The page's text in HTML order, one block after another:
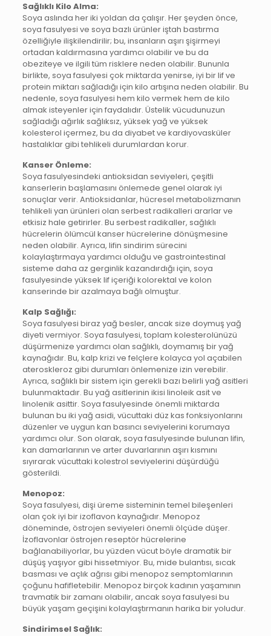
Sağlıklı Kilo Alma:
Soya aslında her iki yoldan da çalışır. Her şeyden önce,
soya fasulyesi ve soya bazlı ürünler iştah bastırma
özelliğiyle ilişkilendirilir; bu, insanların aşırı şişirmeyi
ortadan kaldırmasına yardımcı olabilir ve bu da
obeziteye ve ilgili tüm risklere neden olabilir. Bununla
birlikte, soya fasulyesi çok miktarda yenirse, iyi bir lif ve
protein miktarı sağladığı için kilo artışına neden olabilir. Bu
nedenle, soya fasulyesi hem kilo vermek hem de kilo
almak isteyenler için faydalıdır. Üstelik vücudunuzun
sağladığı ağırlık sağlıksız, yüksek yağ ve yüksek
kolesterol içermez, bu da diyabet ve kardiyovasküler
hastalıklar gibi tehlikeli durumlardan korur.
Kanser Önleme:
Soya fasulyesindeki antioksidan seviyeleri, çeşitli
kanserlerin başlamasını önlemede genel olarak iyi
sonuçlar verir. Antioksidanlar, hücresel metabolizmanın
tehlikeli yan ürünleri olan serbest radikalleri ararlar ve
etkisiz hale getirirler. Bu serbest radikaller, sağlıklı
hücrelerin ölümcül kanser hücrelerine dönüşmesine
neden olabilir. Ayrıca, lifin sindirim sürecini
kolaylaştırmaya yardımcı olduğu ve gastrointestinal
sisteme daha az gerginlik kazandırdığı için, soya
fasulyesinde yüksek lif içeriği kolorektal ve kolon
kanserinde bir azalmaya bağlı olmuştur.
Kalp Sağlığı:
Soya fasulyesi biraz yağ besler, ancak size doymuş yağ
diyeti vermiyor. Soya fasulyesi, toplam kolesterolünüzü
düşürmenize yardımcı olan sağlıklı, doymamış bir yağ
kaynağıdır. Bu, kalp krizi ve felçlere kolayca yol açabilen
ateroskleroz gibi durumları önlemenize izin verebilir.
Ayrıca, sağlıklı bir sistem için gerekli bazı belirli yağ asitleri
bulunmaktadır. Bu yağ asitlerinin ikisi linoleik asit ve
linolenik asittir. Soya fasulyesinde önemli miktarda
bulunan bu iki yağ asidi, vücuttaki düz kas fonksiyonlarını
düzenler ve uygun kan basıncı seviyelerini korumaya
yardımcı olur. Son olarak, soya fasulyesinde bulunan lifin,
kan damarlarının ve arter duvarlarının aşırı kısmını
sıyırarak vücuttaki kolestrol seviyelerini düşürdüğü
gösterildi.
Menopoz:
Soya fasulyesi, dişi üreme sisteminin temel bileşenleri
olan çok iyi bir izoflavon kaynağıdır. Menopoz
döneminde, östrojen seviyeleri önemli ölçüde düşer.
İzoflavonlar östrojen reseptör hücrelerine
bağlanabiliyorlar, bu yüzden vücut böyle dramatik bir
düşüş yaşıyor gibi hissetmiyor. Bu, mide bulantısı, sıcak
basması ve açlık ağrısı gibi menopoz semptomlarının
çoğunu hafifletebilir. Menopoz birçok kadının yaşamının
travmatik bir zamanı olabilir, ancak soya fasulyesi bu
büyük yaşam geçişini kolaylaştırmanın harika bir yoludur.
Sindirimsel Sağlık: